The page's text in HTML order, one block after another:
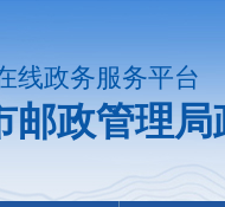
线政务服务平台
邮政管理